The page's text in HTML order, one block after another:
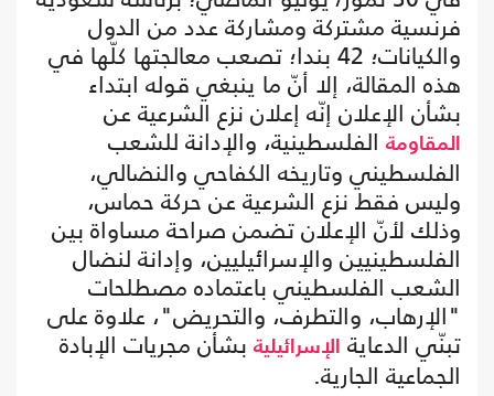
فرنسية مشتركة ومشاركة عدد من الدول
والكيانات؛ 42 بندا؛ تصعب معالجتها كلّها في
هذه المقالة، إلا أنّ ما ينبغي قوله ابتداء
بشأن الإعلان إنّه إعلان نزع الشرعية عن
المقاومة الفلسطينية، والإدانة للشعب
الفلسطيني وتاريخه الكفاحي والنضالي،
وليس فقط نزع الشرعية عن حركة حماس،
وذلك لأنّ الإعلان تضمن صراحة مساواة بين
الفلسطينيين والإسرائيليين، وإدانة لنضال
الشعب الفلسطيني باعتماده مصطلحات
"الإرهاب، والتطرف، والتحريض"، علاوة على
تبنّي الدعاية الإسرائيلية بشأن مجريات الإبادة
الجماعية الجارية.